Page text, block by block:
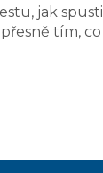
jak
tím, co